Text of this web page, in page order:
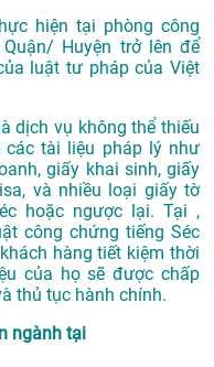
hiện tại phòng công
Huyện trở lên để
luật tư pháp của Việt
dịch vụ không thể thiếu
tài liệu pháp lý như
giấy khai sinh, giấy
và nhiều loại giấy tờ
hoặc ngược lại. Tại ,
công chứng tiếng Séc
hàng tiết kiệm thời
của họ sẽ được chấp
thủ tục hành chính.
ngành tại